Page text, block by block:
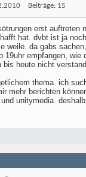
Beiträge: 15
erst auftreten
hat. dvbt ist ja
weile. da gabs
19uhr empfangen, wie
bis heute nicht
thema. ich
mehr berichten
unitymedia.